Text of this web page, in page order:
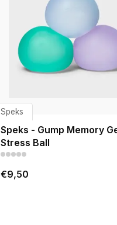
Speks
Speks - Gump Memory
Stress Ball
€9,50